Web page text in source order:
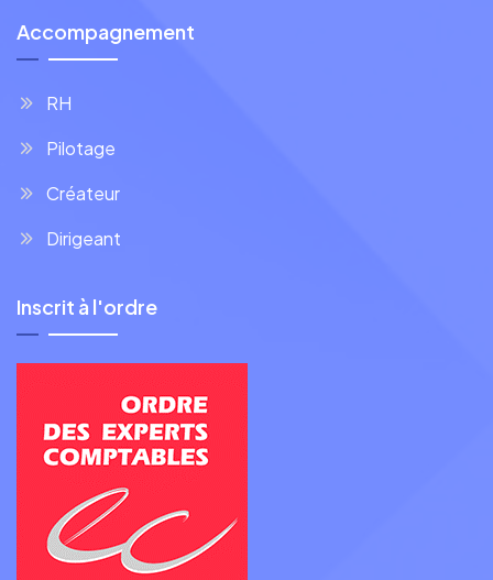
Accompagnement
RH
Pilotage
Créateur
Dirigeant
Inscrit à l'ordre